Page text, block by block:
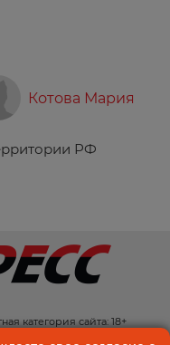
Котова Мария
РФ
категория сайта: 18+